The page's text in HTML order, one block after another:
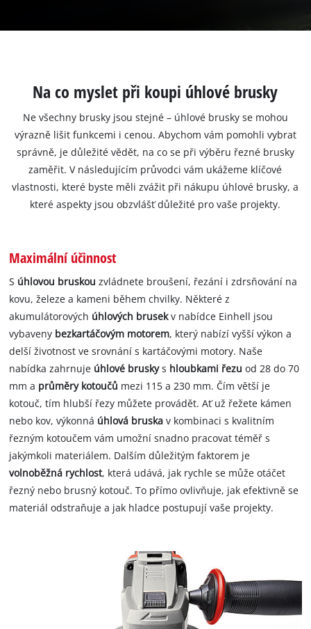
Na co myslet při koupi úhlové brusky
Ne všechny brusky jsou stejné – úhlové brusky se mohou
výrazně lišit funkcemi i cenou. Abychom vám pomohli vybrat
správně, je důležité vědět, na co se při výběru řezné brusky
zaměřit. V následujícím průvodci vám ukážeme klíčové
vlastnosti, které byste měli zvážit při nákupu úhlové brusky, a
které aspekty jsou obzvlášť důležité pro vaše projekty.
Maximální účinnost
S úhlovou bruskou zvládnete broušení, řezání i zdrsňování na
kovu, železe a kameni během chvilky. Některé z
akumulátorových úhlových brusekv nabídce Einhell jsou
vybaveny bezkartáčovým motorem, který nabízí vyšší výkon a
delší životnost ve srovnání s kartáčovými motory. Naše
nabídka zahrnuje úhlové bruskys hloubkami řezu od 28 do 70
mm a průměry kotoučů mezi 115 a 230 mm. Čím větší je
kotouč, tím hlubší řezy můžete provádět. Ať už řežete kámen
nebo kov, výkonná úhlová bruska v kombinaci s kvalitním
řezným kotoučem vám umožní snadno pracovat téměř s
jakýmkoli materiálem. Dalším důležitým faktorem je
volnoběžná rychlost, která udává, jak rychle se může otáčet
řezný nebo brusný kotouč. To přímo ovlivňuje, jak efektivně se
materiál odstraňuje a jak hladce postupují vaše projekty.